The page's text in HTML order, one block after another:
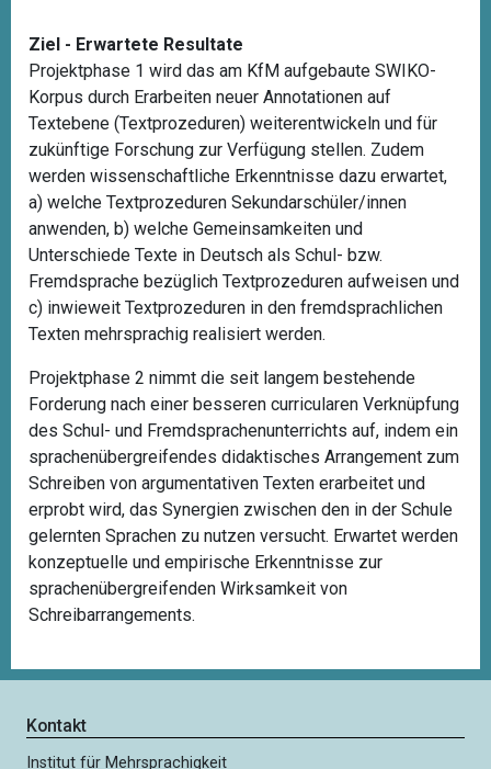
Ziel - Erwartete Resultate
Projektphase 1 wird das am KfM aufgebaute SWIKO-
Korpus durch Erarbeiten neuer Annotationen auf
Textebene (Textprozeduren) weiterentwickeln und für
zukünftige Forschung zur Verfügung stellen. Zudem
werden wissenschaftliche Erkenntnisse dazu erwartet,
a) welche Textprozeduren Sekundarschüler/innen
anwenden, b) welche Gemeinsamkeiten und
Unterschiede Texte in Deutsch als Schul- bzw.
Fremdsprache bezüglich Textprozeduren aufweisen und
c) inwieweit Textprozeduren in den fremdsprachlichen
Texten mehrsprachig realisiert werden.
Projektphase 2 nimmt die seit langem bestehende
Forderung nach einer besseren curricularen Verknüpfung
des Schul- und Fremdsprachenunterrichts auf, indem ein
sprachenübergreifendes didaktisches Arrangement zum
Schreiben von argumentativen Texten erarbeitet und
erprobt wird, das Synergien zwischen den in der Schule
gelernten Sprachen zu nutzen versucht. Erwartet werden
konzeptuelle und empirische Erkenntnisse zur
sprachenübergreifenden Wirksamkeit von
Schreibarrangements.
Kontakt
Institut für Mehrsprachigkeit